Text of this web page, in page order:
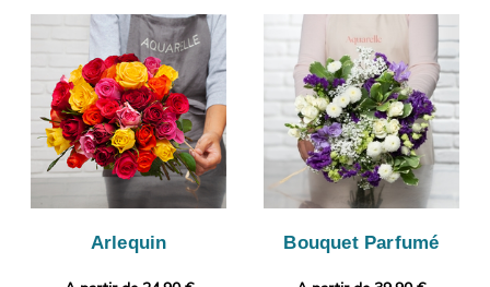
bouquet sera enveloppé dans un porte-bouquet de protection.
Àvant de l’expédier, une photographie de votre composition
sera prise. Enfin, nous vous enverrons cette photo sur votre
boîte mail, avant son envoi à Teyran, à la personne concernée.
Envie de faire encore plus plaisir ? Sans frais supplémentaire,
votre commande pourra être personnalisée avec un message
ou une photo.
Arlequin Bouquet Parfumé